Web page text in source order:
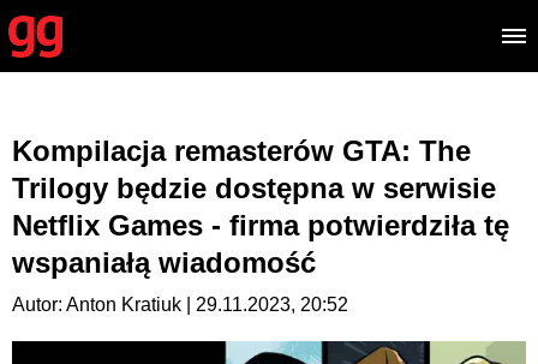
Kompilacja remasterów GTA: The
Trilogy będzie dostępna w serwisie
Netflix Games - firma potwierdziła tę
wspaniałą wiadomość
Autor: Anton Kratiuk | 29.11.2023, 20:52